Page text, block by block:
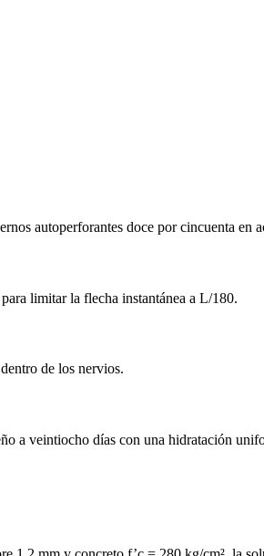
autoperforantes doce por cincuenta
limitar la flecha instantánea a L/180.
de los nervios.
a veintiocho días con una hidratación